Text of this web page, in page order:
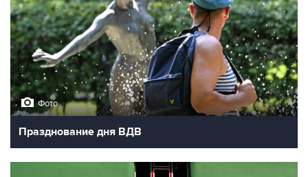
Фото
Празднование дня ВДВ